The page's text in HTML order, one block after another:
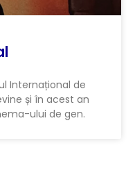
Internațional de
și în acest an
ului de gen.